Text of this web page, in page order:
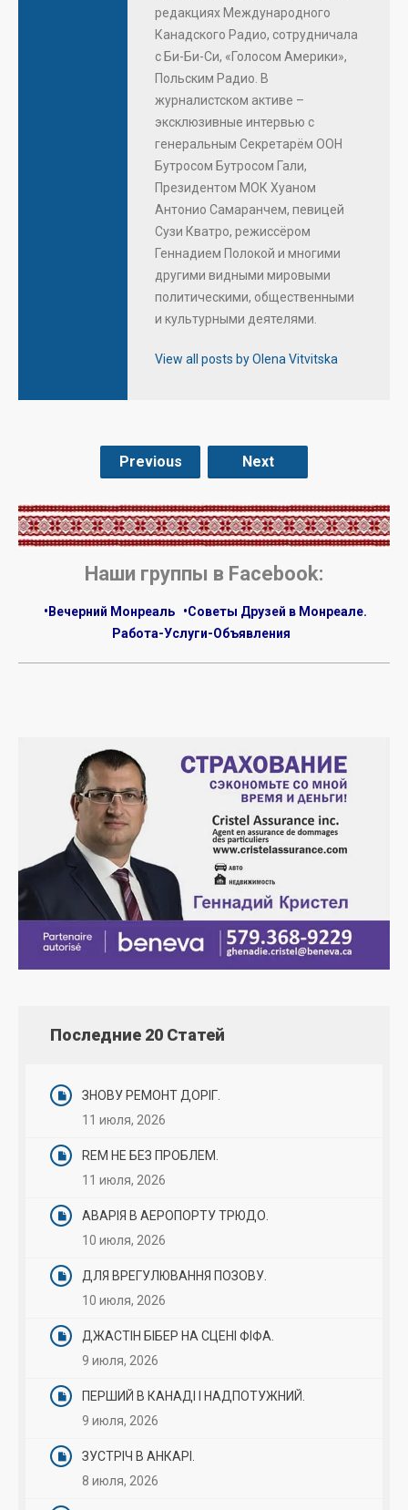
редакциях Международного
Канадского Радио, сотрудничала
с Би-Би-Си, «Голосом Америки»,
Польским Радио. В
журналистском активе –
эксклюзивные интервью с
генеральным Секретарём ООН
Бутросом Бутросом Гали,
Президентом МОК Хуаном
Антонио Самаранчем, певицей
Сузи Кватро, режиссёром
Геннадием Полокой и многими
другими видными мировыми
политическими, общественными
и культурными деятелями.
View all posts by Olena Vitvitska
Previous Next
.
Наши группы в Facebook:
•Вечерний Монреаль
•Советы Друзей в Монреале.
Работа-Услуги-Объявления
Последние 20 Статей
ЗНОВУ РЕМОНТ ДОРІГ.
11 июля, 2026
REM НЕ БЕЗ ПРОБЛЕМ.
11 июля, 2026
АВАРІЯ В АЕРОПОРТУ ТРЮДО.
10 июля, 2026
ДЛЯ ВРЕГУЛЮВАННЯ ПОЗОВУ.
10 июля, 2026
ДЖАСТІН БІБЕР НА СЦЕНІ ФІФА.
9 июля, 2026
ПЕРШИЙ В КАНАДІ І НАДПОТУЖНИЙ.
9 июля, 2026
ЗУСТРІЧ В АНКАРІ.
8 июля, 2026